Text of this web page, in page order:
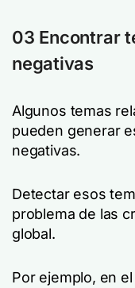
03 Encontrar
negativas
Algunos temas
pueden generar
negativas.
Detectar esos
problema de las
global.
Por ejemplo, en